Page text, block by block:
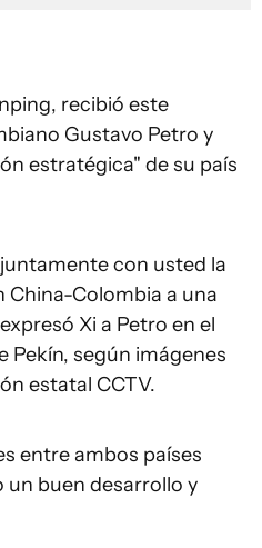
recibió este
Gustavo Petro y
estratégica" de su país
con usted la
China-Colombia a una
Xi a Petro en el
Pekín, según imágenes
estatal CCTV.
entre ambos países
buen desarrollo y